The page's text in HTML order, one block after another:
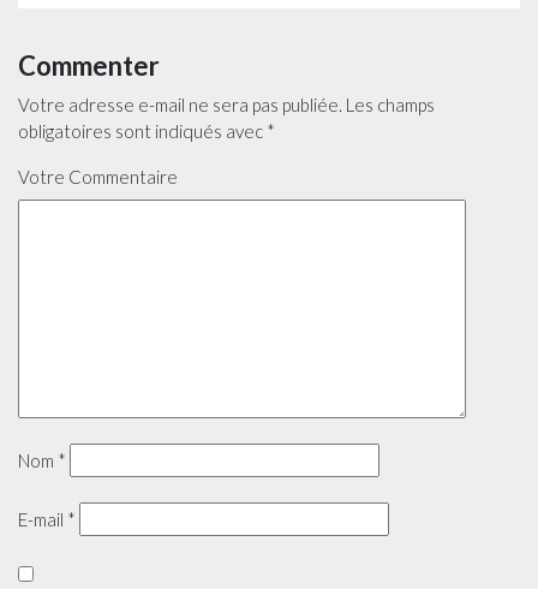
Commenter
Votre adresse e-mail ne sera pas publiée. Les champs
obligatoires sont indiqués avec *
Votre Commentaire
Nom *
E-mail *